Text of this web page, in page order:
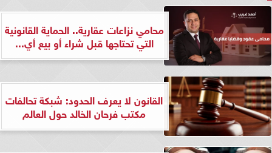
محامي نزاعات عقارية.. الحماية القانونية
التي تحتاجها قبل شراء أو بيع أي...
القانون لا يعرف الحدود: شبكة تحالفات
مكتب فرحان الخالد حول العالم